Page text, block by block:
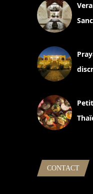
CONTACT